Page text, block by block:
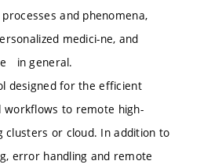
and phenomena,
medici-ne, and
in general.
designed for the efficient
workflows to remote high-
clusters or cloud. In addition to
error handling and remote